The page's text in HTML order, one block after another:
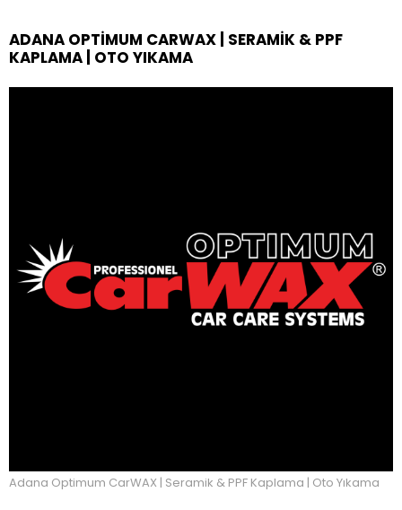
ADANA OPTIMUM CARWAX | SERAMIK & PPF
KAPLAMA | OTO YIKAMA
Adana Optimum CarWAX | Seramik & PPF Kaplama | Oto Yıkama